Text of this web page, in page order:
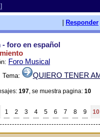
Responder
- foro en español
Foro Musical
Tema: QUIERO TENER
197, se muestra pagina: 10
1 2 3 4 5 6 7 8 9 10